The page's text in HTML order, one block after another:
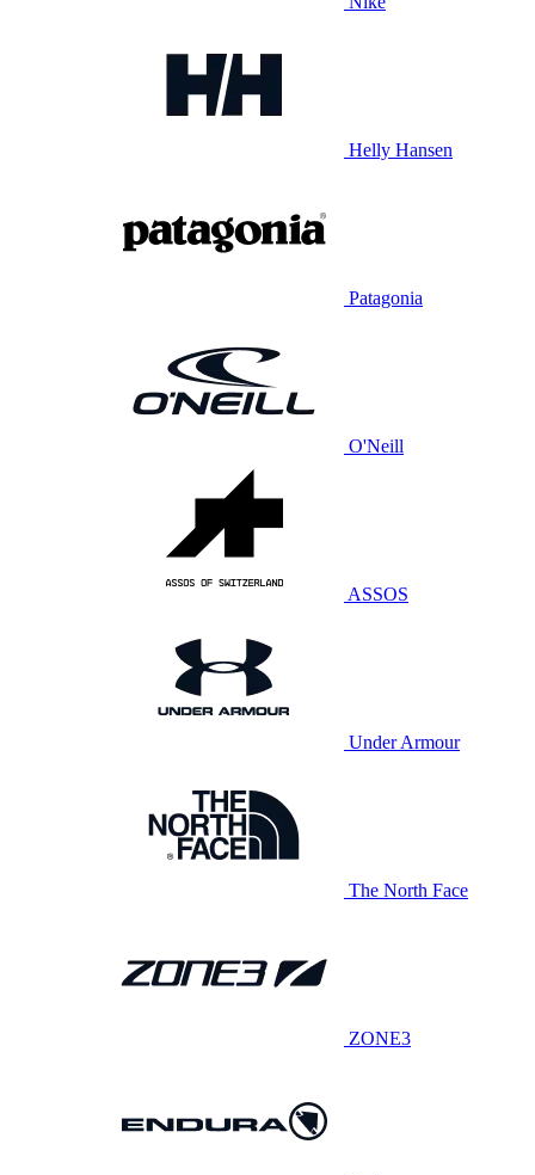
Helly Hansen
Patagonia
O'Neill
ASSOS
Under Armour
The North Face
ZONE3